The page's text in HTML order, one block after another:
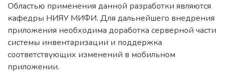
Областью применения данной разработки являются
кафедры НИЯУ МИФИ. Для дальнейшего внедрения
приложения необходима доработка серверной части
системы инвентаризации и поддержка
соответствующих изменений в мобильном
приложении.